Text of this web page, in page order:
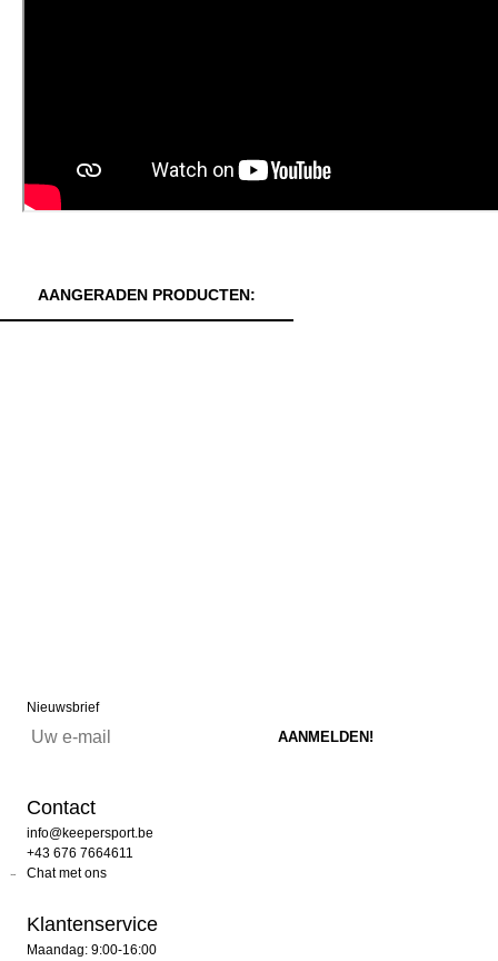
AANGERADEN PRODUCTEN:
Nieuwsbrief
Contact
info@keepersport.be
+43 676 7664611
Chat met ons
Klantenservice
Maandag: 9:00-16:00